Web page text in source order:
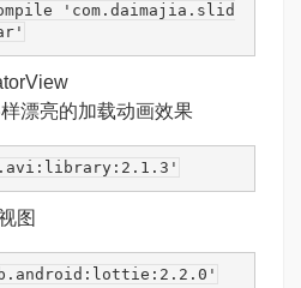
'com.daimajia.slid
漂亮的加载动画效果
图